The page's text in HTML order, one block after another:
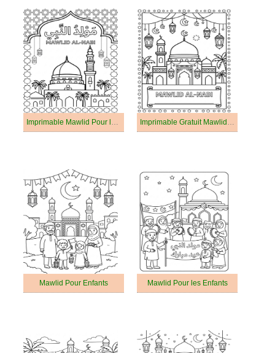
Imprimable Mawlid Pour les Enfants Imprimable Gratuit Mawlid Pour les Enfants
Mawlid Pour Enfants Mawlid Pour les Enfants